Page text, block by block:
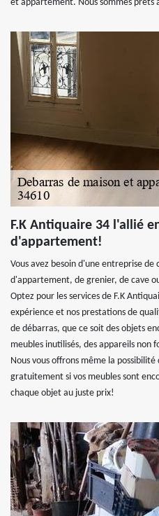
et appartement. Nous sommes prêts
F.K Antiquaire 34 l'allié
d'appartement!
Vous avez besoin d'une entreprise
d'appartement, de grenier, de cave
Optez pour les services de F.K
expérience et nos prestations de
de débarras, que ce soit des objets
meubles inutilisés, des appareils non
Nous vous offrons même la
gratuitement si vos meubles sont
chaque objet au juste prix!